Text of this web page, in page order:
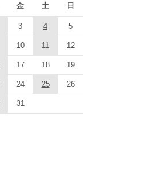
金 土 日
3 4 5
10 11 12
17 18 19
24 25 26
31